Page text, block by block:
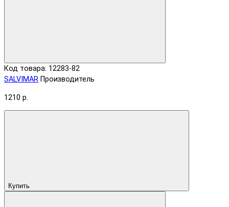
Код товара: 12283-82
SALVIMAR Производитель
1210 р.
Купить